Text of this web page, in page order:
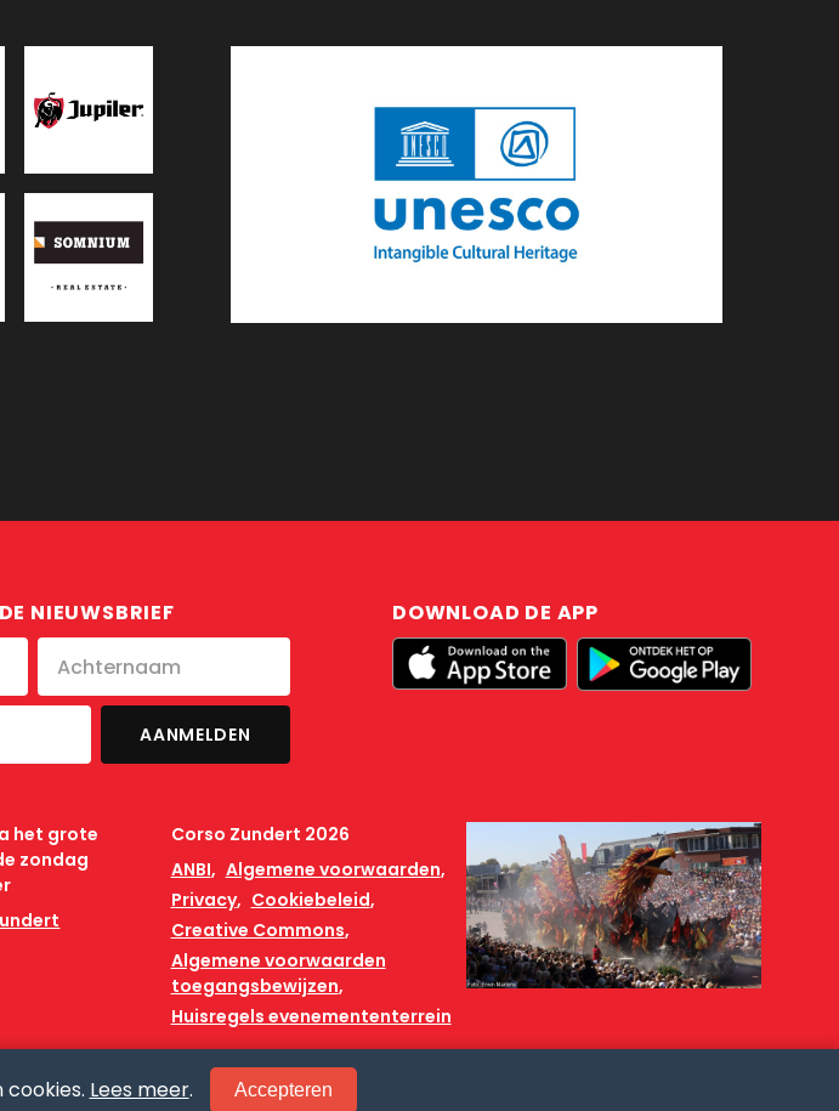
NIEUWSBRIEF DOWNLOAD DE APP
het grote
zondag
Corso Zundert 2026
ANBI
Algemene voorwaarden
Privacy
Cookiebeleid
Creative Commons
Algemene voorwaarden
toegangsbewijzen
Huisregels evenemententerrein
Lees meer. Accepteren